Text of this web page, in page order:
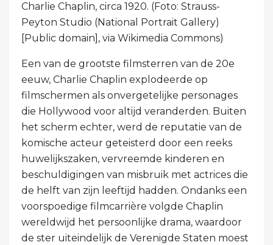
Charlie Chaplin, circa 1920. (Foto: Strauss-
Peyton Studio (National Portrait Gallery)
[Public domain], via Wikimedia Commons)
Een van de grootste filmsterren van de 20e
eeuw, Charlie Chaplin explodeerde op
filmschermen als onvergetelijke personages
die Hollywood voor altijd veranderden. Buiten
het scherm echter, werd de reputatie van de
komische acteur geteisterd door een reeks
huwelijkszaken, vervreemde kinderen en
beschuldigingen van misbruik met actrices die
de helft van zijn leeftijd hadden. Ondanks een
voorspoedige filmcarrière volgde Chaplin
wereldwijd het persoonlijke drama, waardoor
de ster uiteindelijk de Verenigde Staten moest